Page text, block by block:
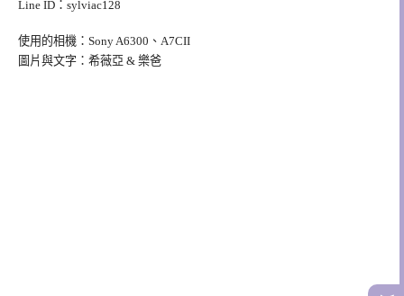
Line ID：sylviac128
使用的相機：Sony A6300、A7CII
圖片與文字：希薇亞 & 樂爸